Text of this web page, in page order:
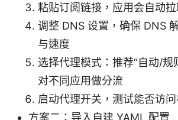
粘贴订阅链接，应用会自动
调整 DNS 设置，确保 DNS
与速度
选择代理模式：推荐“自动/规
对不同应用做分流
启动代理开关，测试能否访
方案二：导入自建 YAML 配置